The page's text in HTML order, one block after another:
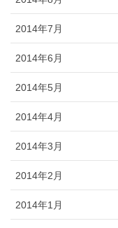
2014年7月
2014年6月
2014年5月
2014年4月
2014年3月
2014年2月
2014年1月